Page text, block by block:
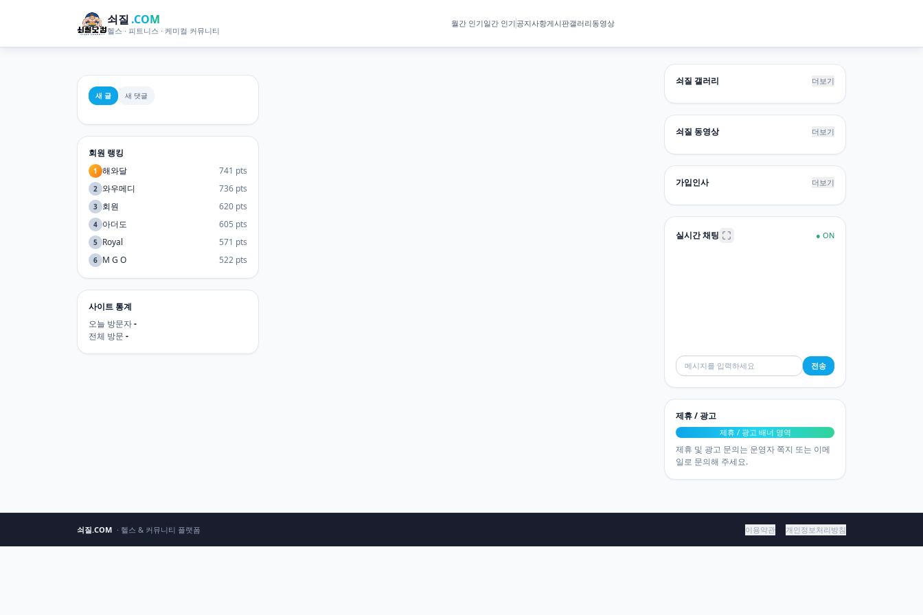
쇠질 .COM
헬스 · 피트니스 · 케미컬 커뮤니티
월간 인기일간 인기공지사항게시판갤러리동영상
새 글 새 댓글
회원 랭킹
1 해와달 741 pts
2 와우메디 736 pts
3 회원 620 pts
4 아더도 605 pts
5 Royal 571 pts
6 M G O 522 pts
사이트 통계
오늘 방문자-
전체 방문 -
쇠질 갤러리 더보기
쇠질 동영상 더보기
가입인사 더보기
실시간 채팅 ● ON
전송
제휴 / 광고
제휴 / 광고 배너 영역
제휴 및 광고 문의는 운영자 쪽지 또는 이메
일로 문의해 주세요.
쇠질.COM · 헬스 & 커뮤니티 플랫폼 이용약관 개인정보처리방침